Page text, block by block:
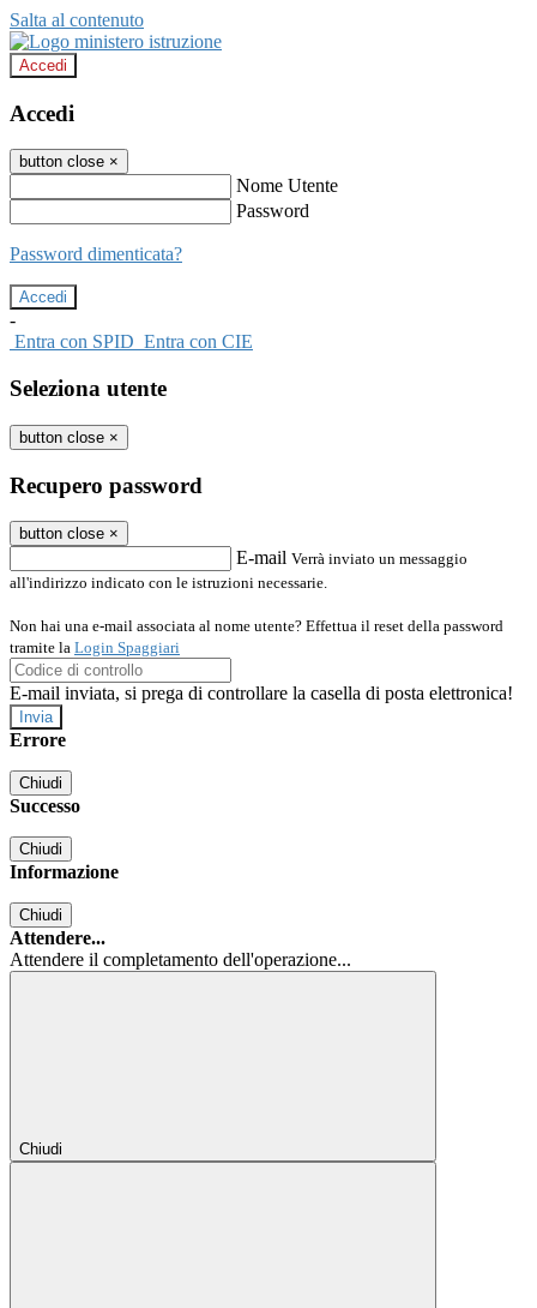
Salta al contenuto
Accedi
Accedi
button close ×
Nome Utente
Password
Password dimenticata?
-
Entra con SPID Entra con CIE
Seleziona utente
button close ×
Recupero password
button close ×
E-mail Verrà inviato un messaggio
all'indirizzo indicato con le istruzioni necessarie.
Non hai una e-mail associata al nome utente? Effettua il reset della password
tramite la Login Spaggiari
E-mail inviata, si prega di controllare la casella di posta elettronica!
Errore
Chiudi
Successo
Chiudi
Informazione
Chiudi
Attendere...
Attendere il completamento dell'operazione...
Chiudi